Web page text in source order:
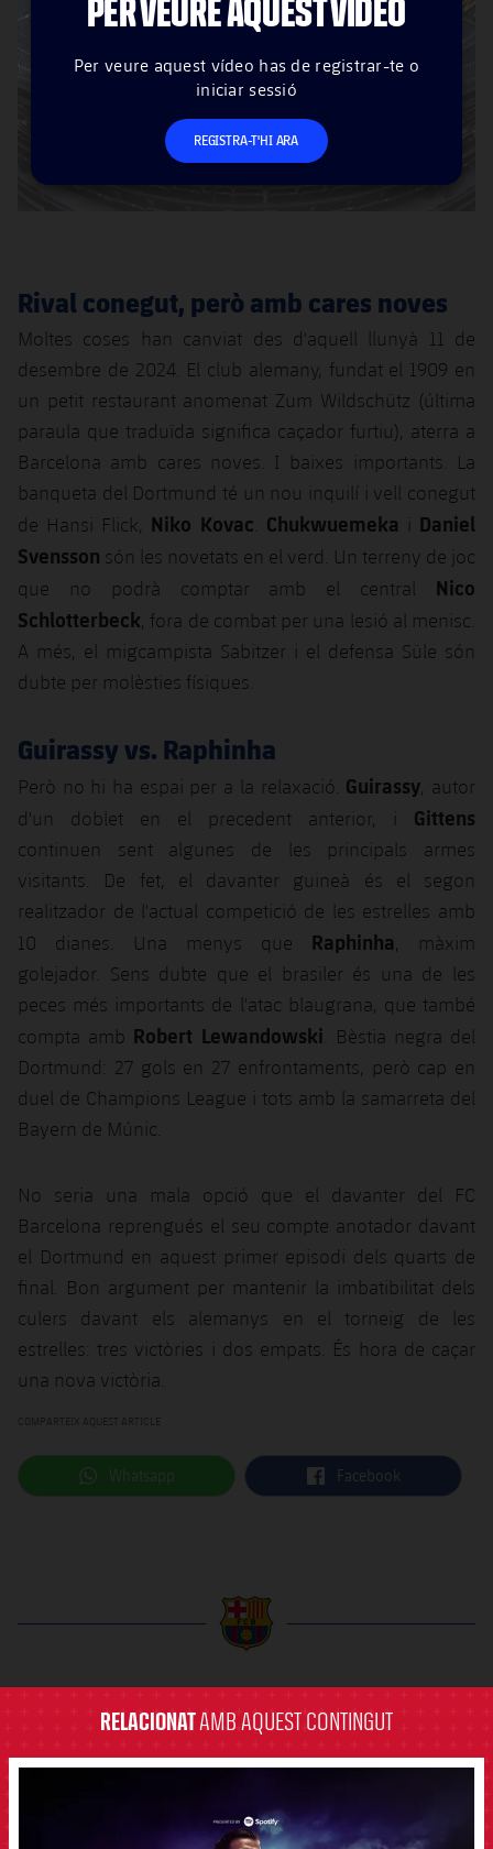
PER VEURE AQUEST VÍDEO
Per veure aquest vídeo has de registrar-te o
iniciar sessió
REGISTRA-T'HI ARA
Rival conegut, però amb cares noves
Moltes coses han canviat des d'aquell llunyà 11 de
desembre de 2024. El club alemany, fundat el 1909 en
un petit restaurant anomenat Zum Wildschütz (última
paraula que traduïda significa caçador furtiu), aterra a
Barcelona amb cares noves. I baixes importants. La
banqueta del Dortmund té un nou inquilí i vell conegut
de Hansi Flick, Niko Kovac Chukwuemeka
Daniel
Svensson són les novetats en el verd. Un terreny de joc
que no podrà comptar amb el central Nico
Schlotterbeck , fora de combat per una lesió al menisc.
A més, el migcampista Sabitzer i el defensa Süle són
dubte per molèsties físiques.
Guirassy vs. Raphinha
Però no hi ha espai per a la relaxació. Guirassy , autor
d'un doblet en el precedent anterior, i Gittens
continuen sent algunes de les principals armes
visitants. De fet, el davanter guineà és el segon
realitzador de l'actual competició de les estrelles amb
10 dianes. Una menys que Raphinha , màxim
golejador. Sens dubte que el brasiler és una de les
peces més importants de l'atac blaugrana, que també
compta amb Robert Lewandowski . Bèstia negra del
Dortmund: 27 gols en 27 enfrontaments, però cap en
duel de Champions League i tots amb la samarreta del
Bayern de Múnic.
No seria una mala opció que el davanter del FC
Barcelona reprengués el seu compte anotador davant
el Dortmund en aquest primer episodi dels quarts de
final. Bon argument per mantenir la imbatibilitat dels
culers davant els alemanys en el torneig de les
estrelles: tres victòries i dos empats. És hora de caçar
una nova victòria.
label.aria.whatsapp
Whatsapp label.aria.facebook
Facebook
RELACIONATAMB AQUEST CONTINGUT